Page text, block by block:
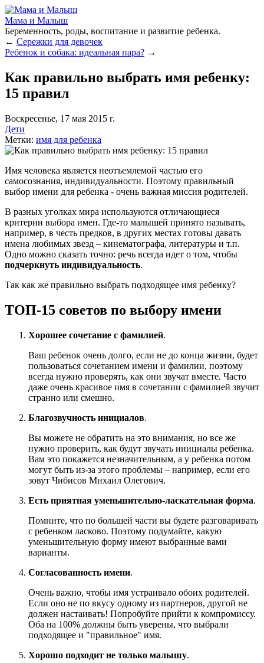
Мама и Малыш
Беременность, роды, воспитание и развитие ребенка.
← Сережки для девочек
Ребенок и собака: идеальная пара? →
Как правильно выбрать имя ребенку:
15 правил
Воскресенье, 17 мая 2015 г.
Дети
Метки: имя для ребенка
Имя человека является неотъемлемой частью его
самосознания, индивидуальности. Поэтому правильный
выбор имени для ребенка - очень важная миссия родителей.
В разных уголках мира используются отличающиеся
критерии выбора имен. Где-то малышей принято называть,
например, в честь предков, в других местах готовы давать
имена любимых звезд – кинематографа, литературы и т.п.
Одно можно сказать точно: речь всегда идет о том, чтобы
подчеркнуть индивидуальность.
Так как же правильно выбрать подходящее имя ребенку?
ТОП-15 советов по выбору имени
Хорошее сочетание с фамилией.
Ваш ребенок очень долго, если не до конца жизни, будет
пользоваться сочетанием имени и фамилии, поэтому
всегда нужно проверять, как они звучат вместе. Часто
даже очень красивое имя в сочетании с фамилией звучит
странно или смешно.
Благозвучность инициалов.
Вы можете не обратить на это внимания, но все же
нужно проверить, как будут звучать инициалы ребенка.
Вам это покажется незначительным, а у ребенка потом
могут быть из-за этого проблемы – например, если его
зовут Чибисов Михаил Олегович.
Есть приятная уменьшительно-ласкательная форма.
Помните, что по большей части вы будете разговаривать
с ребенком ласково. Поэтому подумайте, какую
уменьшительную форму имеют выбранные вами
варианты.
Согласованность имени.
Очень важно, чтобы имя устраивало обоих родителей.
Если оно не по вкусу одному из партнеров, другой не
должен настаивать! Попробуйте прийти к компромиссу.
Оба на 100% должны быть уверены, что выбрали
подходящее и "правильное" имя.
Хорошо подходит не только малышу.